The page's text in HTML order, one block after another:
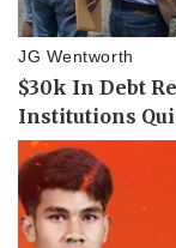
eSports
Hậu trường